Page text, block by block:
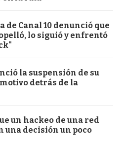
de Canal 10 denunció que
lo siguió y enfrentó
la suspensión de su
detrás de la
un hackeo de una red
una decisión un poco